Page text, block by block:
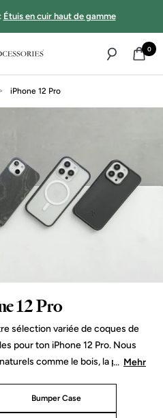
Étuis en cuir haut de gamme
0
iPhone 12 Pro
12 Pro
sélection variée de coques de
pour ton iPhone 12 Pro. Nous
comme le bois, la pierre
garder ton iPhone en
extra-fine, des coins
... Mehr
Bumper Case